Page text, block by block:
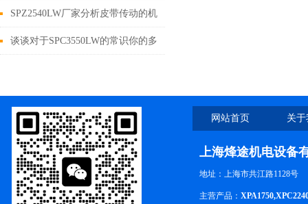
试
SPZ2540LW厂家分析皮带传动的机
构特点
谈谈对于SPC3550LW的常识你的多
网站首页 关
上海烽途机电设备
地址：上海市共江路1128号
主营产品：